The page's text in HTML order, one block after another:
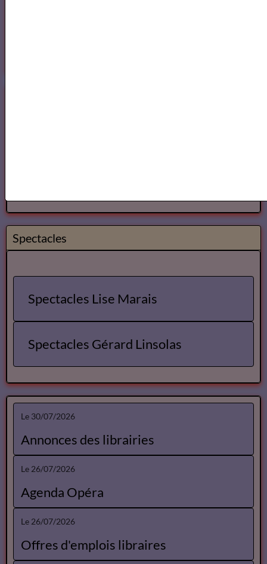
Spectacles
Spectacles Lise Marais
Spectacles Gérard Linsolas
Le 30/07/2026
Annonces des librairies
Le 26/07/2026
Agenda Opéra
Le 26/07/2026
Offres d'emplois libraires